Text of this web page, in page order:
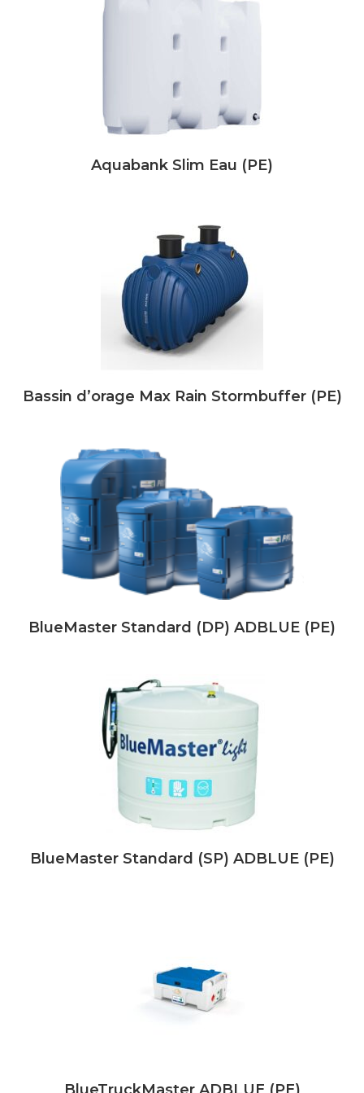
Aquabank Slim Eau (PE)
Bassin d’orage Max Rain Stormbuffer (PE)
BlueMaster Standard (DP) ADBLUE (PE)
BlueMaster Standard (SP) ADBLUE (PE)